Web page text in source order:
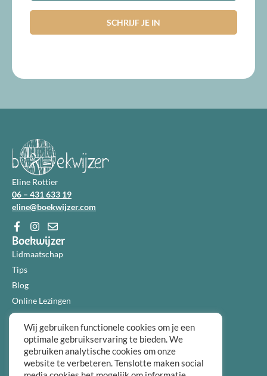
Eline Rottier
06 – 431 633 19
eline@boekwijzer.com
Boekwijzer
Lidmaatschap
Tips
Blog
Online Lezingen
Diensten
Over ons
Informatie
Algemene voorwaarden
Wij gebruiken functionele cookies om je een
optimale gebruikservaring te bieden. We
gebruiken analytische cookies om onze
website te verbeteren. Tenslotte maken social